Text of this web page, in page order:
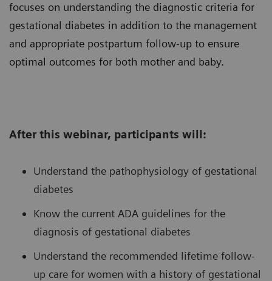
focuses on understanding the diagnostic criteria for
gestational diabetes in addition to the management
and appropriate postpartum follow-up to ensure
optimal outcomes for both mother and baby.
After this webinar, participants will:
Understand the pathophysiology of gestational
diabetes
Know the current ADA guidelines for the
diagnosis of gestational diabetes
Understand the recommended lifetime follow-
up care for women with a history of gestational